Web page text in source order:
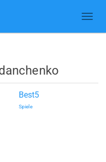
Best5
Spiele